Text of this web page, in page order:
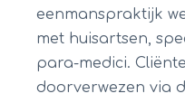
eenmanspraktijk
met huisartsen,
para-medici.
doorverwezen via